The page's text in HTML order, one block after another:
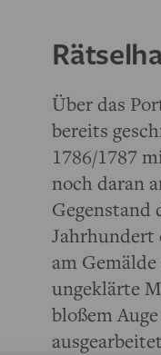
Über das
bereits
1786/1787
noch daran
Gegenstand
Jahrhundert
am
ungeklärte
bloßem